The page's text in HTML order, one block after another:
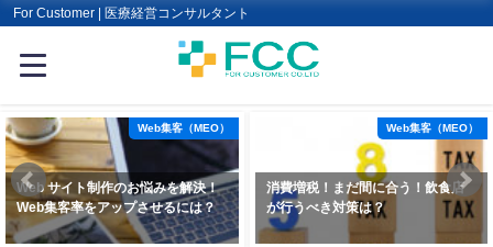
For Customer | 医療経営コンサルタント
Web集客（MEO）
のお悩みを解決！
ップさせるには？
消費増税！まだ間に合う！飲食店
が行うべき対策は？
リスティン
ング広告の